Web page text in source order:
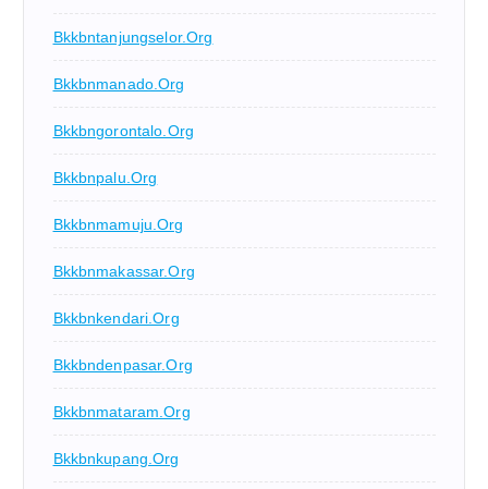
Bkkbntanjungselor.org
Bkkbnmanado.org
Bkkbngorontalo.org
Bkkbnpalu.org
Bkkbnmamuju.org
Bkkbnmakassar.org
Bkkbnkendari.org
Bkkbndenpasar.org
Bkkbnmataram.org
Bkkbnkupang.org